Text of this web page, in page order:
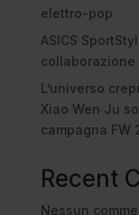
elettro-pop
ASICS
L’universo
Xiao Wen Ju
campagna FW
Recent
Nessun